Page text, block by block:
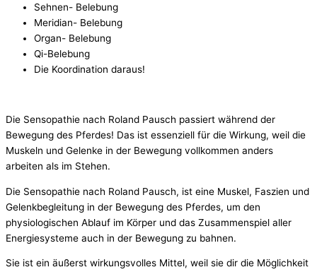
Sehnen- Belebung
Meridian- Belebung
Organ- Belebung
Qi-Belebung
Die Koordination daraus!
Die Sensopathie nach Roland Pausch passiert während der
Bewegung des Pferdes! Das ist essenziell für die Wirkung, weil die
Muskeln und Gelenke in der Bewegung vollkommen anders
arbeiten als im Stehen.
Die Sensopathie nach Roland Pausch, ist eine Muskel, Faszien und
Gelenkbegleitung in der Bewegung des Pferdes, um den
physiologischen Ablauf im Körper und das Zusammenspiel aller
Energiesysteme auch in der Bewegung zu bahnen.
Sie ist ein äußerst wirkungsvolles Mittel, weil sie dir die Möglichkeit